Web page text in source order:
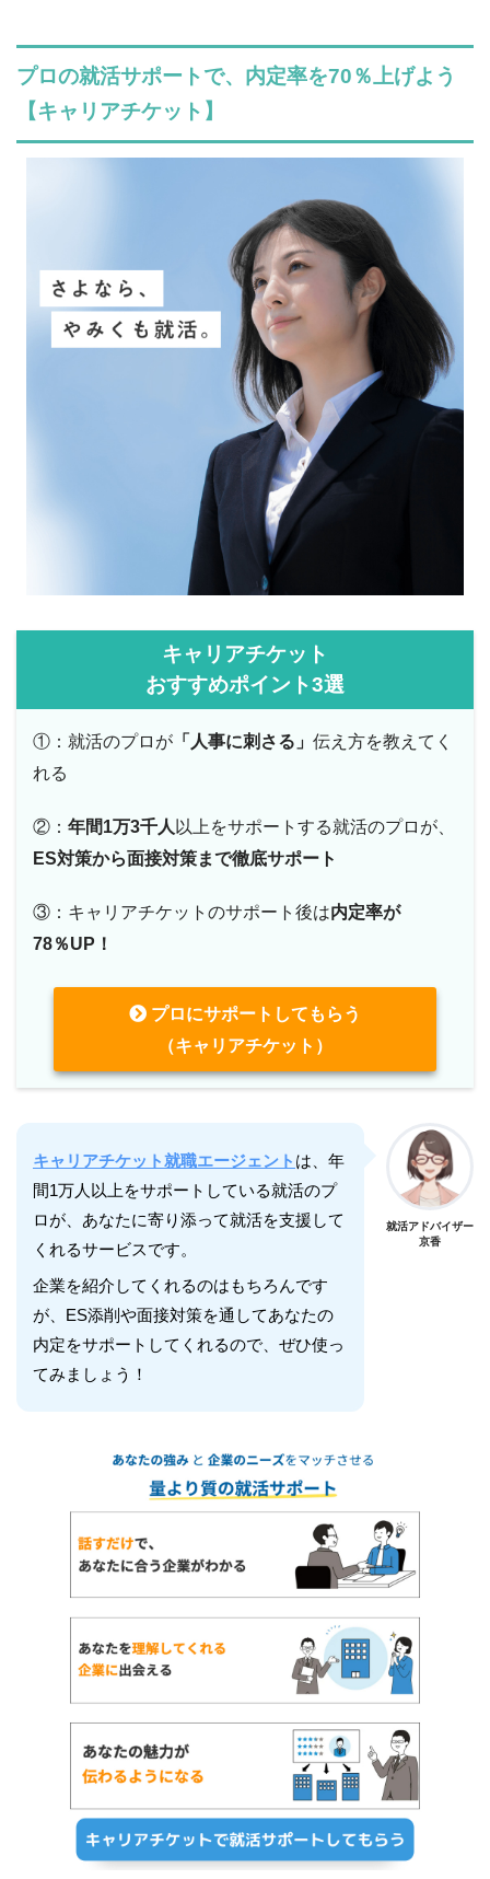
プロの就活サポートで、内定率を70％上げよう
【キャリアチケット】
キャリアチケット
おすすめポイント3選
①：就活のプロが 「人事に刺さる」 伝え方を教えてく
れる
②： 年間1万3千人 以上をサポートする就活のプロが、
ES対策から面接対策まで徹底サポート
③：キャリアチケットのサポート後は内定率が
78％UP！
プロにサポートしてもらう
（キャリアチケット）
キャリアチケット就職エージェント は、年
間1万人以上をサポートしている就活のプ
ロが、あなたに寄り添って就活を支援して
くれるサービスです。
企業を紹介してくれるのはもちろんです
が、ES添削や面接対策を通してあなたの
内定をサポートしてくれるので、ぜひ使っ
てみましょう！
就活アドバイザー
京香